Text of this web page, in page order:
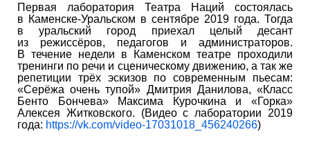
Первая лаборатория Театра Наций состоялась
в Каменске-Уральском в сентябре 2019 года. Тогда
в уральский город приехал целый десант
из режиссёров, педагогов и администраторов.
В течение недели в Каменском театре проходили
тренинги по речи и сценическому движению, а так же
репетиции трёх эскизов по современным пьесам:
«Серёжа очень тупой» Дмитрия Данилова, «Класс
Бенто Бончева» Максима Курочкина и «Горка»
Алексея Житковского. (Видео с лаборатории 2019
года: https://vk.com/video-17031018_456240266)